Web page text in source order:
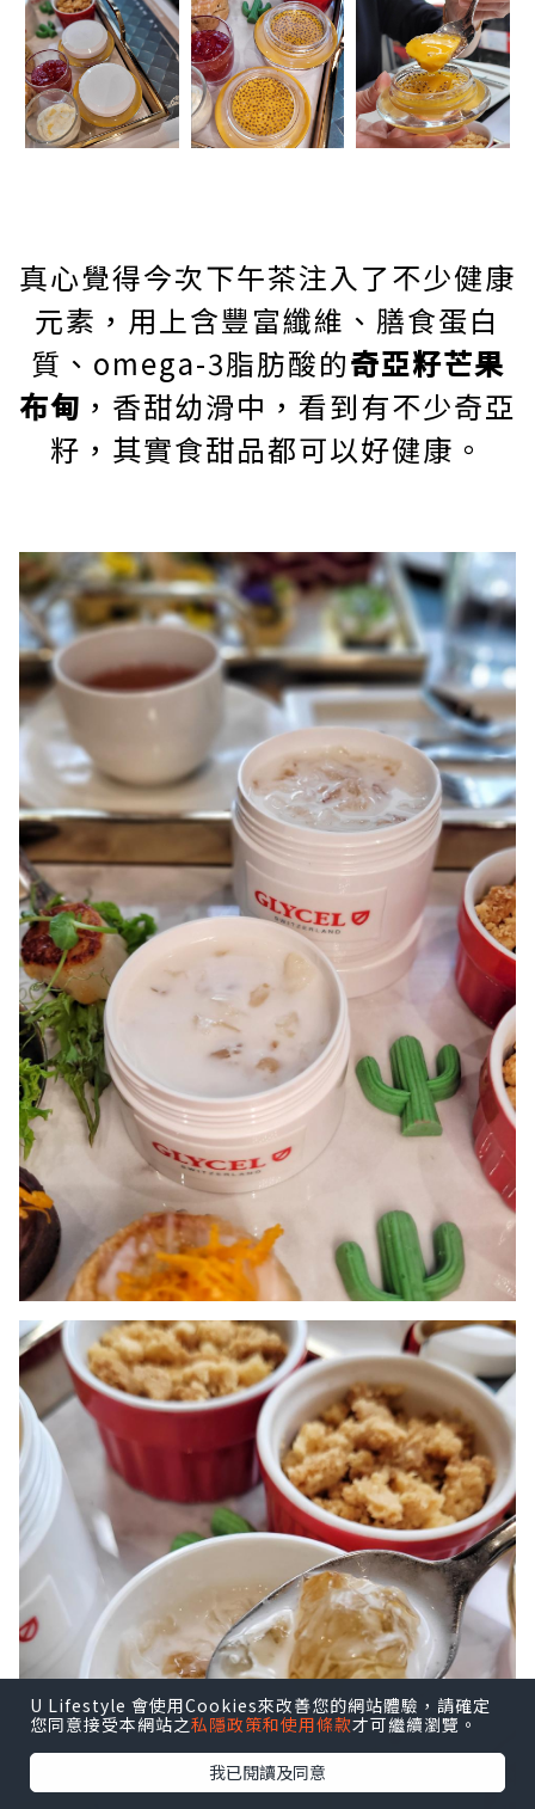
真心覺得今次下午茶注入了不少健康
元素，用上含豐富纖維、膳食蛋白
質、omega-3脂肪酸的奇亞籽芒果
布甸 ，香甜幼滑中，看到有不少奇亞
籽，其實食甜品都可以好健康。
U Lifestyle 會使用Cookies來改善您的網站體驗，請確定
您同意接受本網站之私隱政策和使用條款才可繼續瀏覽。
我已閱讀及同意